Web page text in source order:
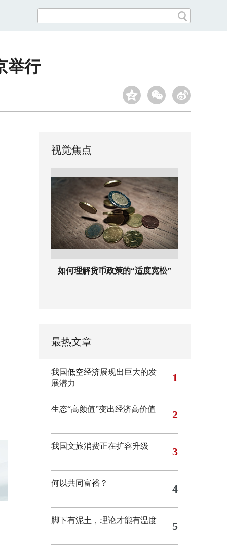
举行
视觉焦点
如何理解货币政策的“适度宽松”
最热文章
我国低空经济展现出巨大的发
展潜力
1
生态“高颜值”变出经济高价值 2
我国文旅消费正在扩容升级 3
何以共同富裕？ 4
脚下有泥土，理论才能有温度 5